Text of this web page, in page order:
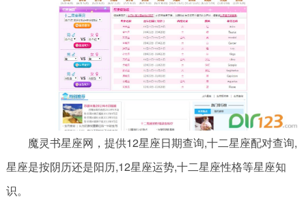
魔灵书星座网，提供12星座日期查询,十二星座配对查询,
星座是按阴历还是阳历,12星座运势,十二星座性格等星座知
识。